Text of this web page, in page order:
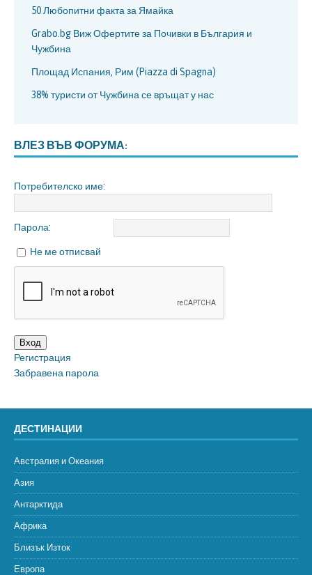
50 Любопитни факта за Ямайка
Grabo.bg Виж Офертите за Почивки в България и
Чужбина
Площад Испания, Рим (Piazza di Spagna)
38% туристи от Чужбина се връщат у нас
ВЛЕЗ ВЪВ ФОРУМА:
Потребителско име:
Парола:
Не ме отписвай
Вход
Регистрация
Забравена парола
ДЕСТИНАЦИИ
Австралия и Океания
Азия
Антарктида
Африка
Близък Изток
Европа